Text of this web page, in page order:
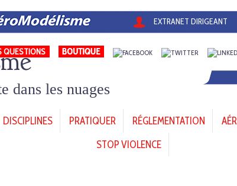
EXTRANET DIRIGEANT
QUESTIONS
dans les nuages
DISCIPLINES PRATIQUER RÉGLEMENTATION
STOP VIOLENCE